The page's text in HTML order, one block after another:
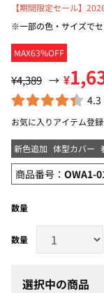
MAX63%OFF
【期間限定セール】
※一部の色・サイズで
¥4,389 → ¥
4.3
お気に入りアイテム登録
新色追加 体型カバー
商品番号： OWA1-
数量
選択中の商品